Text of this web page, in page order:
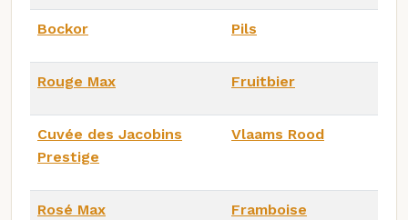
Bockor Pils
Rouge Max Fruitbier
Cuvée des Jacobins
Prestige
Vlaams Rood
Rosé Max Framboise